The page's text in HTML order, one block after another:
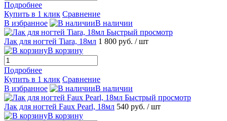
Подробнее
Купить в 1 клик Сравнение
В избранное
В наличии
Быстрый просмотр
Лак для ногтей Tiara, 18мл 1 800 руб. / шт
В корзину
Подробнее
Купить в 1 клик Сравнение
В избранное
В наличии
Быстрый просмотр
Лак для ногтей Faux Pearl, 18мл 540 руб. / шт
В корзину